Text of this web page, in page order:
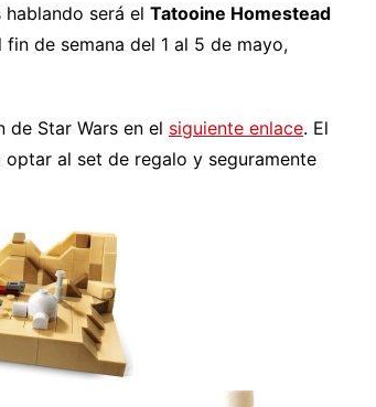
será el Tatooine Homestead
de semana del 1 al 5 de mayo,
de Star Wars en el siguiente enlace. El
al set de regalo y seguramente